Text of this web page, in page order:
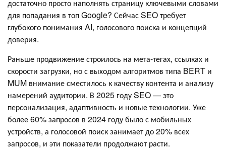
достаточно просто наполнять страницу ключевыми словами
для попадания в топ Google? Сейчас SEO требует
глубокого понимания AI, голосового поиска и концепций
доверия.
Раньше продвижение строилось на мета-тегах, ссылках и
скорости загрузки, но с выходом алгоритмов типа BERT и
MUM внимание сместилось к качеству контента и анализу
намерений аудитории. В 2025 году SEO — это
персонализация, адаптивность и новые технологии. Уже
более 60% запросов в 2024 году было с мобильных
устройств, а голосовой поиск занимает до 20% всех
запросов, и эти показатели продолжают расти.